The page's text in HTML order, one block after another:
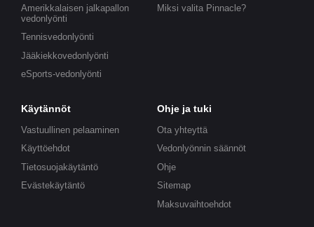
Amerikkalaisen jalkapallon
vedonlyönti
Tennisvedonlyönti
Jääkiekkovedonlyönti
eSports-vedonlyönti
Miksi valita Pinnacle?
Käytännöt
Vastuullinen pelaaminen
Käyttöehdot
Tietosuojakäytäntö
Evästekäytäntö
Ohje ja tuki
Ota yhteyttä
Vedonlyönnin säännöt
Ohje
Sitemap
Maksuvaihtoehdot